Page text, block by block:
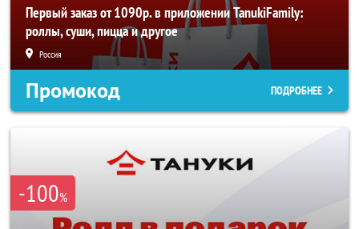
Первый заказ от 1090р. в приложении TanukiFamily:
роллы, суши, пицца и другое
Россия
Промокод ПОДРОБНЕЕ
-100%